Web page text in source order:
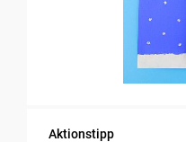
Aktionstipp